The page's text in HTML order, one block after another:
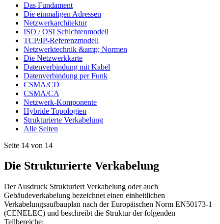
Das Fundament
Die einmaligen Adressen
Netzwerkarchitektur
ISO / OSI Schichtenmodell
TCP/IP-Referenzmodell
Netzwerktechnik &amp; Normen
Die Netzwerkkarte
Datenverbindung mit Kabel
Datenverbindung per Funk
CSMA/CD
CSMA/CA
Netzwerk-Komponente
Hybride Topologien
Strukturierte Verkabelung
Alle Seiten
Seite 14 von 14
Die Strukturierte Verkabelung
Der Ausdruck Strukturiert Verkabelung oder auch
Gebäudeverkabelung bezeichnet einen einheitlichen
Verkabelungsaufbauplan nach der Europäischen Norm EN50173-1
(CENELEC) und beschreibt die Struktur der folgenden
Teilbereiche: